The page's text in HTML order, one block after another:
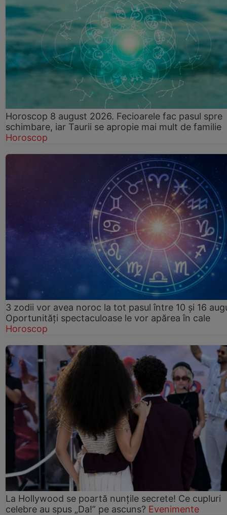
Horoscop 8 august 2026. Fecioarele fac pasul spre
schimbare, iar Taurii se apropie mai mult de familie
Horoscop
3 zodii vor avea noroc la tot pasul între 10 și 16
Oportunități spectaculoase le vor apărea în cale
Horoscop
La Hollywood se poartă nunțile secrete! Ce cupluri
celebre au spus „Da!” pe ascuns? Evenimente